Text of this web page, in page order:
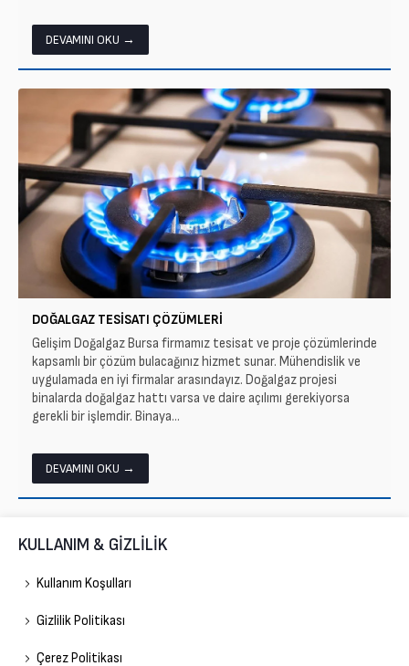
DEVAMINI OKU →
DOĞALGAZ TESISATI ÇÖZÜMLERI
Gelişim Doğalgaz Bursa firmamız tesisat ve proje çözümlerinde
kapsamlı bir çözüm bulacağınız hizmet sunar. Mühendislik ve
uygulamada en iyi firmalar arasındayız. Doğalgaz projesi
binalarda doğalgaz hattı varsa ve daire açılımı gerekiyorsa
gerekli bir işlemdir. Binaya...
DEVAMINI OKU →
KULLANIM & GİZLİLİK
Kullanım Koşulları
Gizlilik Politikası
Çerez Politikası